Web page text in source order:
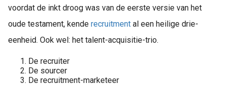
voordat de inkt droog was van de eerste versie van het
oude testament, kende recruitment al een heilige drie-
eenheid. Ook wel: het talent-acquisitie-trio.
De recruiter
De sourcer
De recruitment-marketeer